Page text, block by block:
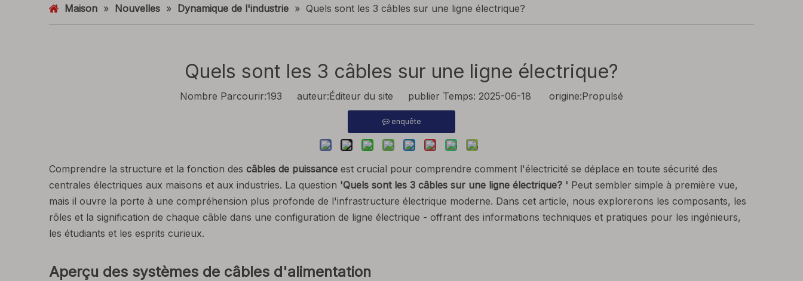
Maison » Nouvelles » Dynamique de l'industrie » Quels sont les 3 câbles sur une ligne électrique?
Quels sont les 3 câbles sur une ligne électrique?
Nombre Parcourir:193 auteur:Éditeur du site publier Temps: 2025-06-18 origine:Propulsé
enquête
Comprendre la structure et la fonction des câbles de puissance est crucial pour comprendre comment l'électricité se déplace en toute sécurité des
centrales électriques aux maisons et aux industries. La question 'Quels sont les 3 câbles sur une ligne électrique? ' Peut sembler simple à première vue,
mais il ouvre la porte à une compréhension plus profonde de l'infrastructure électrique moderne. Dans cet article, nous explorerons les composants, les
rôles et la signification de chaque câble dans une configuration de ligne électrique - offrant des informations techniques et pratiques pour les ingénieurs,
les étudiants et les esprits curieux.
Aperçu des systèmes de câbles d'alimentation